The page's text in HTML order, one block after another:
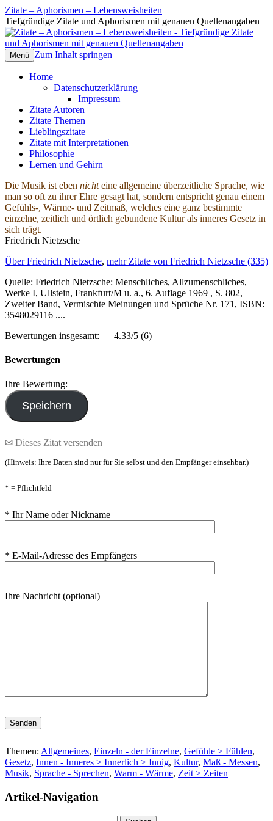
Zitate – Aphorismen – Lebensweisheiten
Tiefgründige Zitate und Aphorismen mit genauen Quellenangaben
Menü Zum Inhalt springen
Home
Datenschutzerklärung
Impressum
Zitate Autoren
Zitate Themen
Lieblingszitate
Zitate mit Interpretationen
Philosophie
Lernen und Gehirn
Die Musik ist eben nichteine allgemeine überzeitliche Sprache, wie
man so oft zu ihrer Ehre gesagt hat, sondern entspricht genau einem
Gefühls-, Wärme- und Zeitmaß, welches eine ganz bestimmte
einzelne, zeitlich und örtlich gebundene Kultur als inneres Gesetz in
sich trägt.
Friedrich Nietzsche
Über Friedrich Nietzsche, mehr Zitate von Friedrich Nietzsche (335)
Quelle: Friedrich Nietzsche: Menschliches, Allzumenschliches,
Werke I, Ullstein, Frankfurt/M u. a., 6. Auflage 1969 , S. 802,
Zweiter Band, Vermischte Meinungen und Sprüche Nr. 171, ISBN:
3548029116 ....
Bewertungen insgesamt:
4.33/5 (6)
Bewertungen
Ihre Bewertung:
✉ Dieses Zitat versenden
(Hinweis: Ihre Daten sind nur für Sie selbst und den Empfänger einsehbar.)
* = Pflichtfeld
* Ihr Name oder Nickname
* E-Mail-Adresse des Empfängers
Ihre Nachricht (optional)
Bitte lasse dieses Feld leer.
Themen: Allgemeines, Einzeln - der Einzelne, Gefühle > Fühlen,
Gesetz, Innen - Inneres > Innerlich > Innig, Kultur, Maß - Messen,
Musik, Sprache - Sprechen, Warm - Wärme, Zeit > Zeiten
Artikel-Navigation